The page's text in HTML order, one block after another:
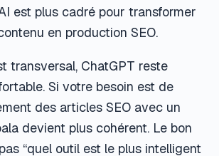
est plus cadré pour transformer
en production SEO.
transversal, ChatGPT reste
Si votre besoin est de
des articles SEO avec un
devient plus cohérent. Le bon
“quel outil est le plus intelligent